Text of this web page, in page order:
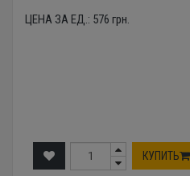
ЦЕНА ЗА ЕД.: 576 грн.
КУПИТЬ